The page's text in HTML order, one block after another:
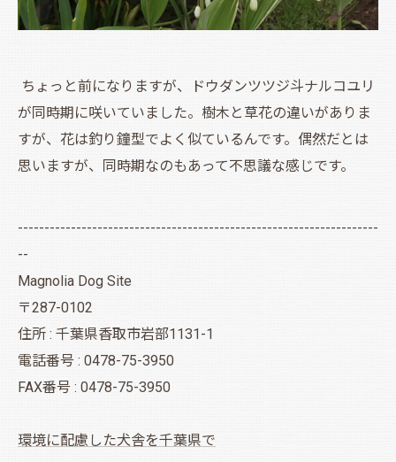
ちょっと前になりますが、ドウダンツツジ斗ナルコユリ
が同時期に咲いていました。樹木と草花の違いがありま
すが、花は釣り鐘型でよく似ているんです。偶然だとは
思いますが、同時期なのもあって不思議な感じです。
--------------------------------------------------------------------
--
Magnolia Dog Site
〒287-0102
住所 : 千葉県香取市岩部1131-1
電話番号 : 0478-75-3950
FAX番号 : 0478-75-3950
環境に配慮した犬舎を千葉県で